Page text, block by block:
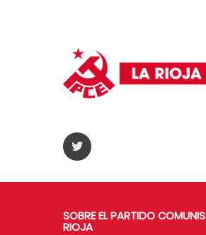
SOBRE EL PARTIDO
RIOJA